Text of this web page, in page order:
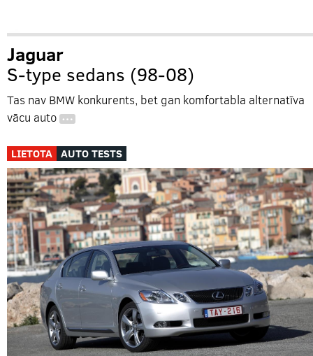
Jaguar
S-type sedans (98-08)
Tas nav BMW konkurents, bet gan komfortabla alternatīva
vācu auto …
LIETOTA AUTO TESTS